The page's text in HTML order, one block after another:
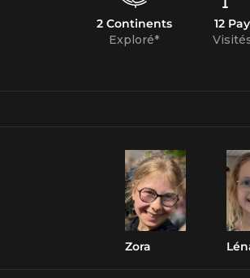
2 Continents
Exploré*
12
Zora